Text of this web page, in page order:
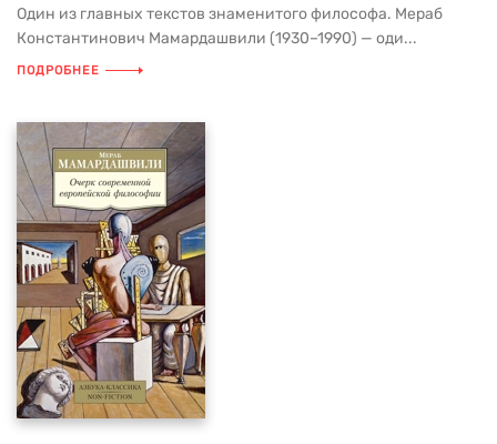
Один из главных текстов знаменитого философа. Мераб
Константинович Мамардашвили (1930–1990) — оди...
ПОДРОБНЕЕ